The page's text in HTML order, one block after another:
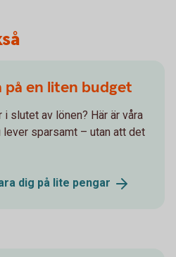
på en liten budget
i slutet av lönen? Här är våra
sparsamt – utan att det
dig på lite pengar